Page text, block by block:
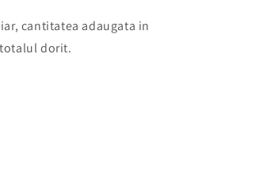
cantitatea adaugata in
dorit.